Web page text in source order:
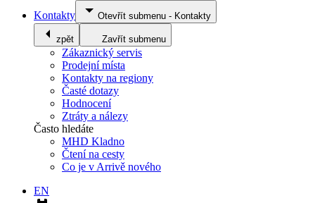
Kontakty
Otevřít submenu - Kontakty
zpět Zavřít submenu
Zákaznický servis
Prodejní místa
Kontakty na regiony
Časté dotazy
Hodnocení
Ztráty a nálezy
Často hledáte
MHD Kladno
Čtení na cesty
Co je v Arrivě nového
EN